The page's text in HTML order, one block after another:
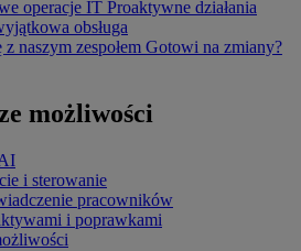
operacje IT Proaktywne działania
obsługa
naszym zespołem Gotowi na zmiany?
możliwości
i sterowanie
pracowników
i poprawkami